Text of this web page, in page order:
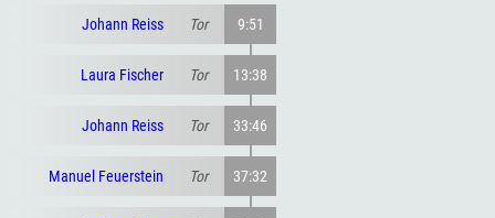
Johann Reiss Tor 9:51
Laura Fischer Tor 13:38
Johann Reiss Tor 33:46
Manuel Feuerstein Tor 37:32